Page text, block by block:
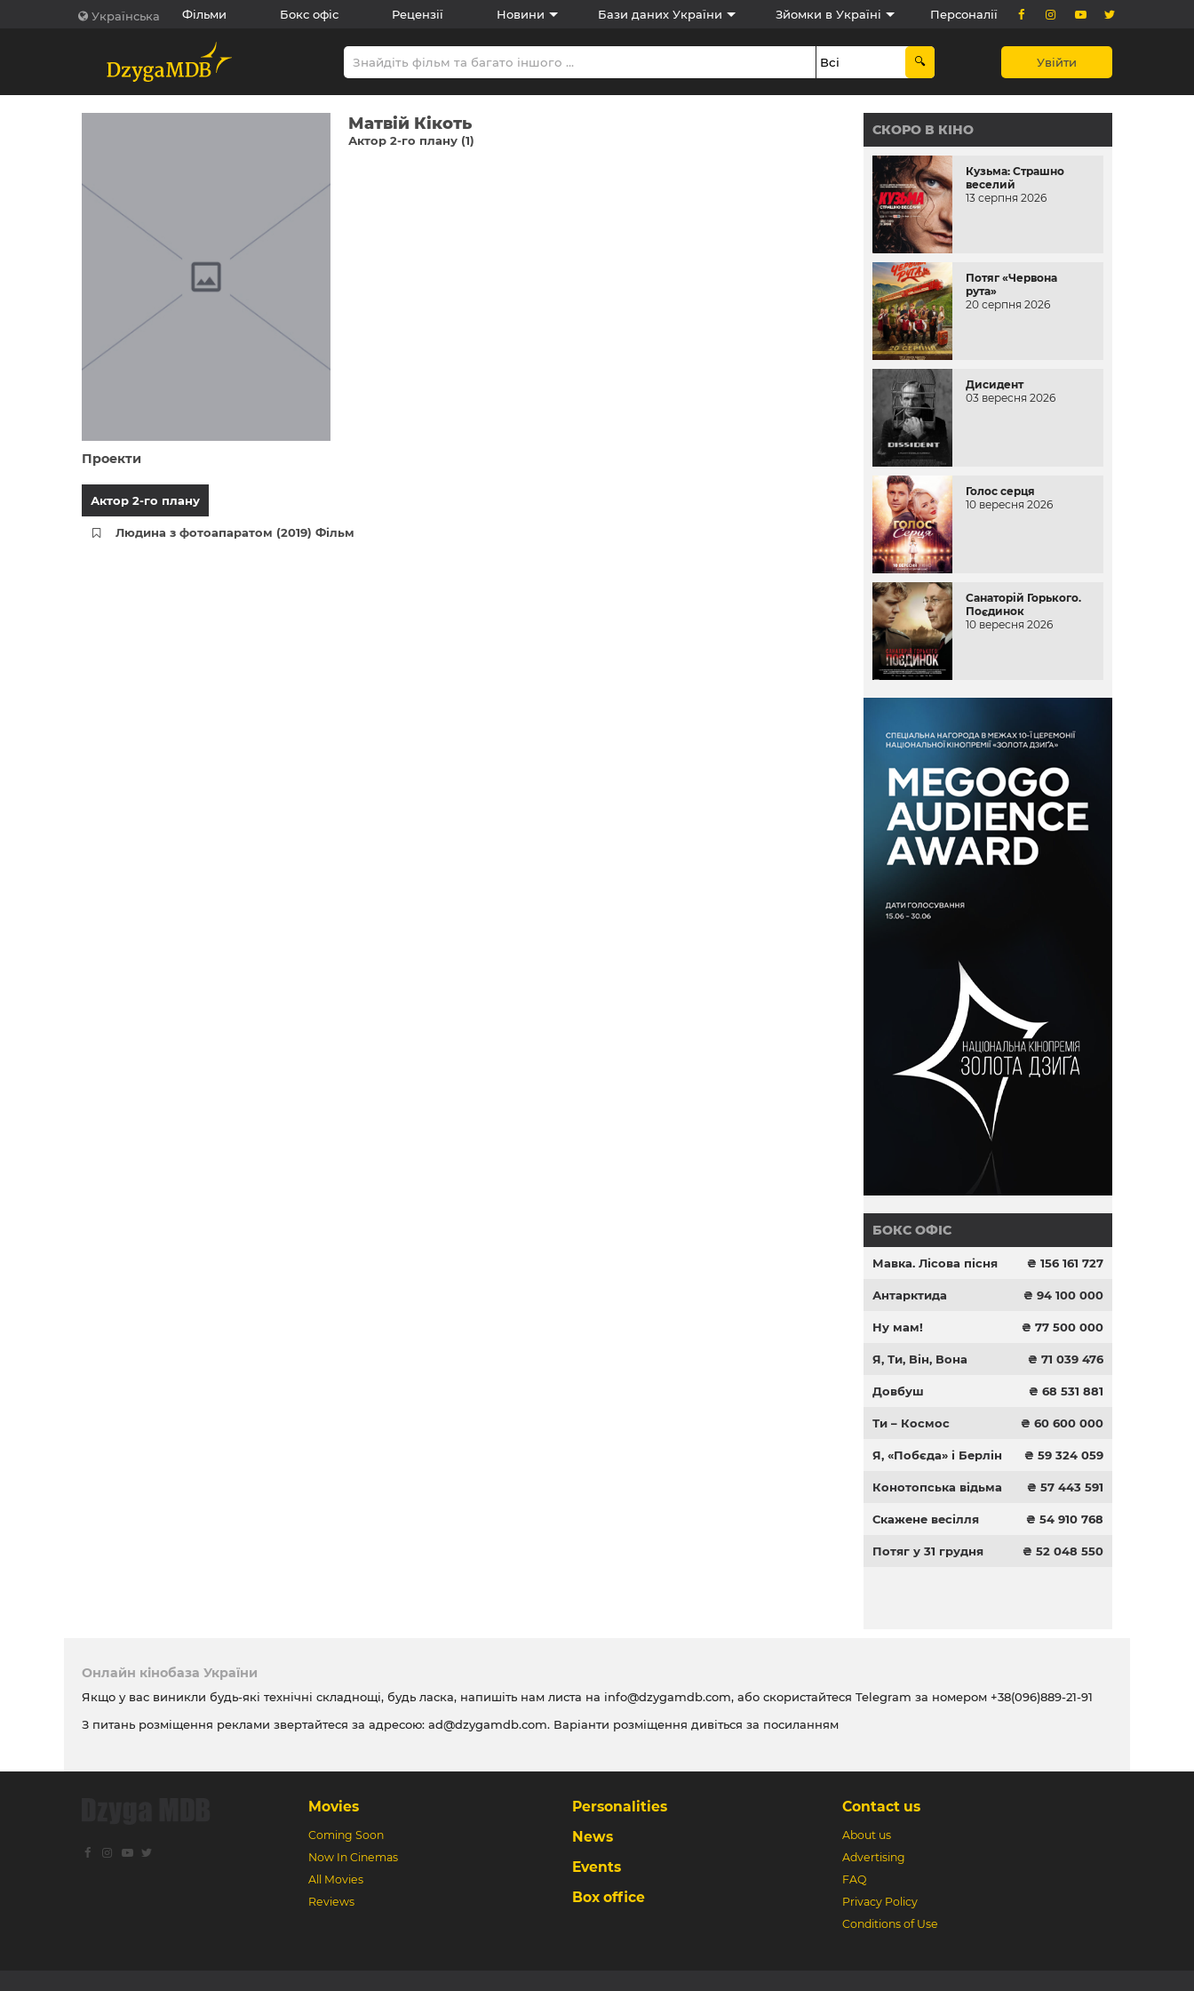
Українська Фільми Бокс офіс Рецензії Новини Бази даних України Зйомки в Україні Персоналії
Увійти
Матвій Кікоть
Актор 2-го плану (1)
Проекти
Актор 2-го плану
Людина з фотоапаратом (2019) Фільм
СКОРО В КІНО
Кузьма: Страшно
веселий
13 серпня 2026
Потяг «Червона
рута»
20 серпня 2026
Дисидент
03 вересня 2026
Голос серця
10 вересня 2026
Санаторій Горького.
Поєдинок
10 вересня 2026
БОКС ОФІС
Мавка. Лісова пісня ₴ 156 161 727
Антарктида ₴ 94 100 000
Ну мам! ₴ 77 500 000
Я, Ти, Він, Вона ₴ 71 039 476
Довбуш ₴ 68 531 881
Ти – Космос ₴ 60 600 000
Я, «Побєда» і Берлін ₴ 59 324 059
Конотопська відьма ₴ 57 443 591
Скажене весілля ₴ 54 910 768
Потяг у 31 грудня ₴ 52 048 550
Онлайн кінобаза України
Якщо у вас виникли будь-які технічні складнощі, будь ласка, напишіть нам листа на info@dzygamdb.com, або скористайтеся Telegram за номером +38(096)889-21-91
З питань розміщення реклами звертайтеся за адресою: ad@dzygamdb.com. Варіанти розміщення дивіться за посиланням
Movies
Coming Soon
Now In Cinemas
All Movies
Reviews
Personalities
News
Events
Box office
Contact us
About us
Advertising
FAQ
Privacy Policy
Conditions of Use